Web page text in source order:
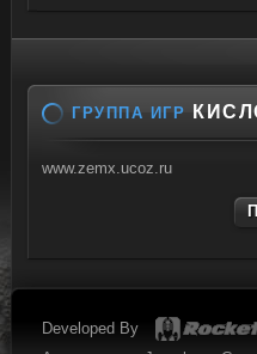
ГРУППА ИГР
www.zemx.ucoz.ru
Developed By